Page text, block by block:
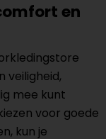
en
veiligheid,
mee kunt
voor goede
kun je